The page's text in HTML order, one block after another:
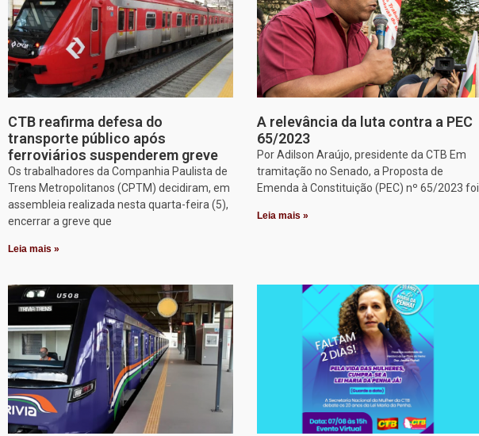
CTB reafirma defesa do
transporte público após
ferroviários suspenderem greve
Os trabalhadores da Companhia Paulista de
Trens Metropolitanos (CPTM) decidiram, em
assembleia realizada nesta quarta-feira (5),
encerrar a greve que
Leia mais »
A relevância da luta contra a PEC
65/2023
Por Adilson Araújo, presidente da CTB Em
tramitação no Senado, a Proposta de
Emenda à Constituição (PEC) nº 65/2023 foi
Leia mais »